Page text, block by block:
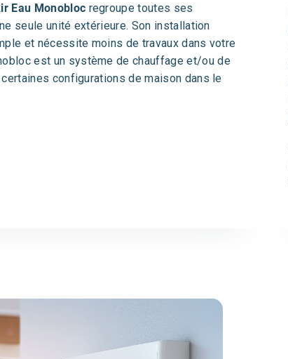
Eau Monobloc regroupe toutes ses
seule unité extérieure. Son installation
et nécessite moins de travaux dans votre
est un système de chauffage et/ou de
configurations de maison dans le